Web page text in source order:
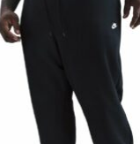
Add to
wishlist